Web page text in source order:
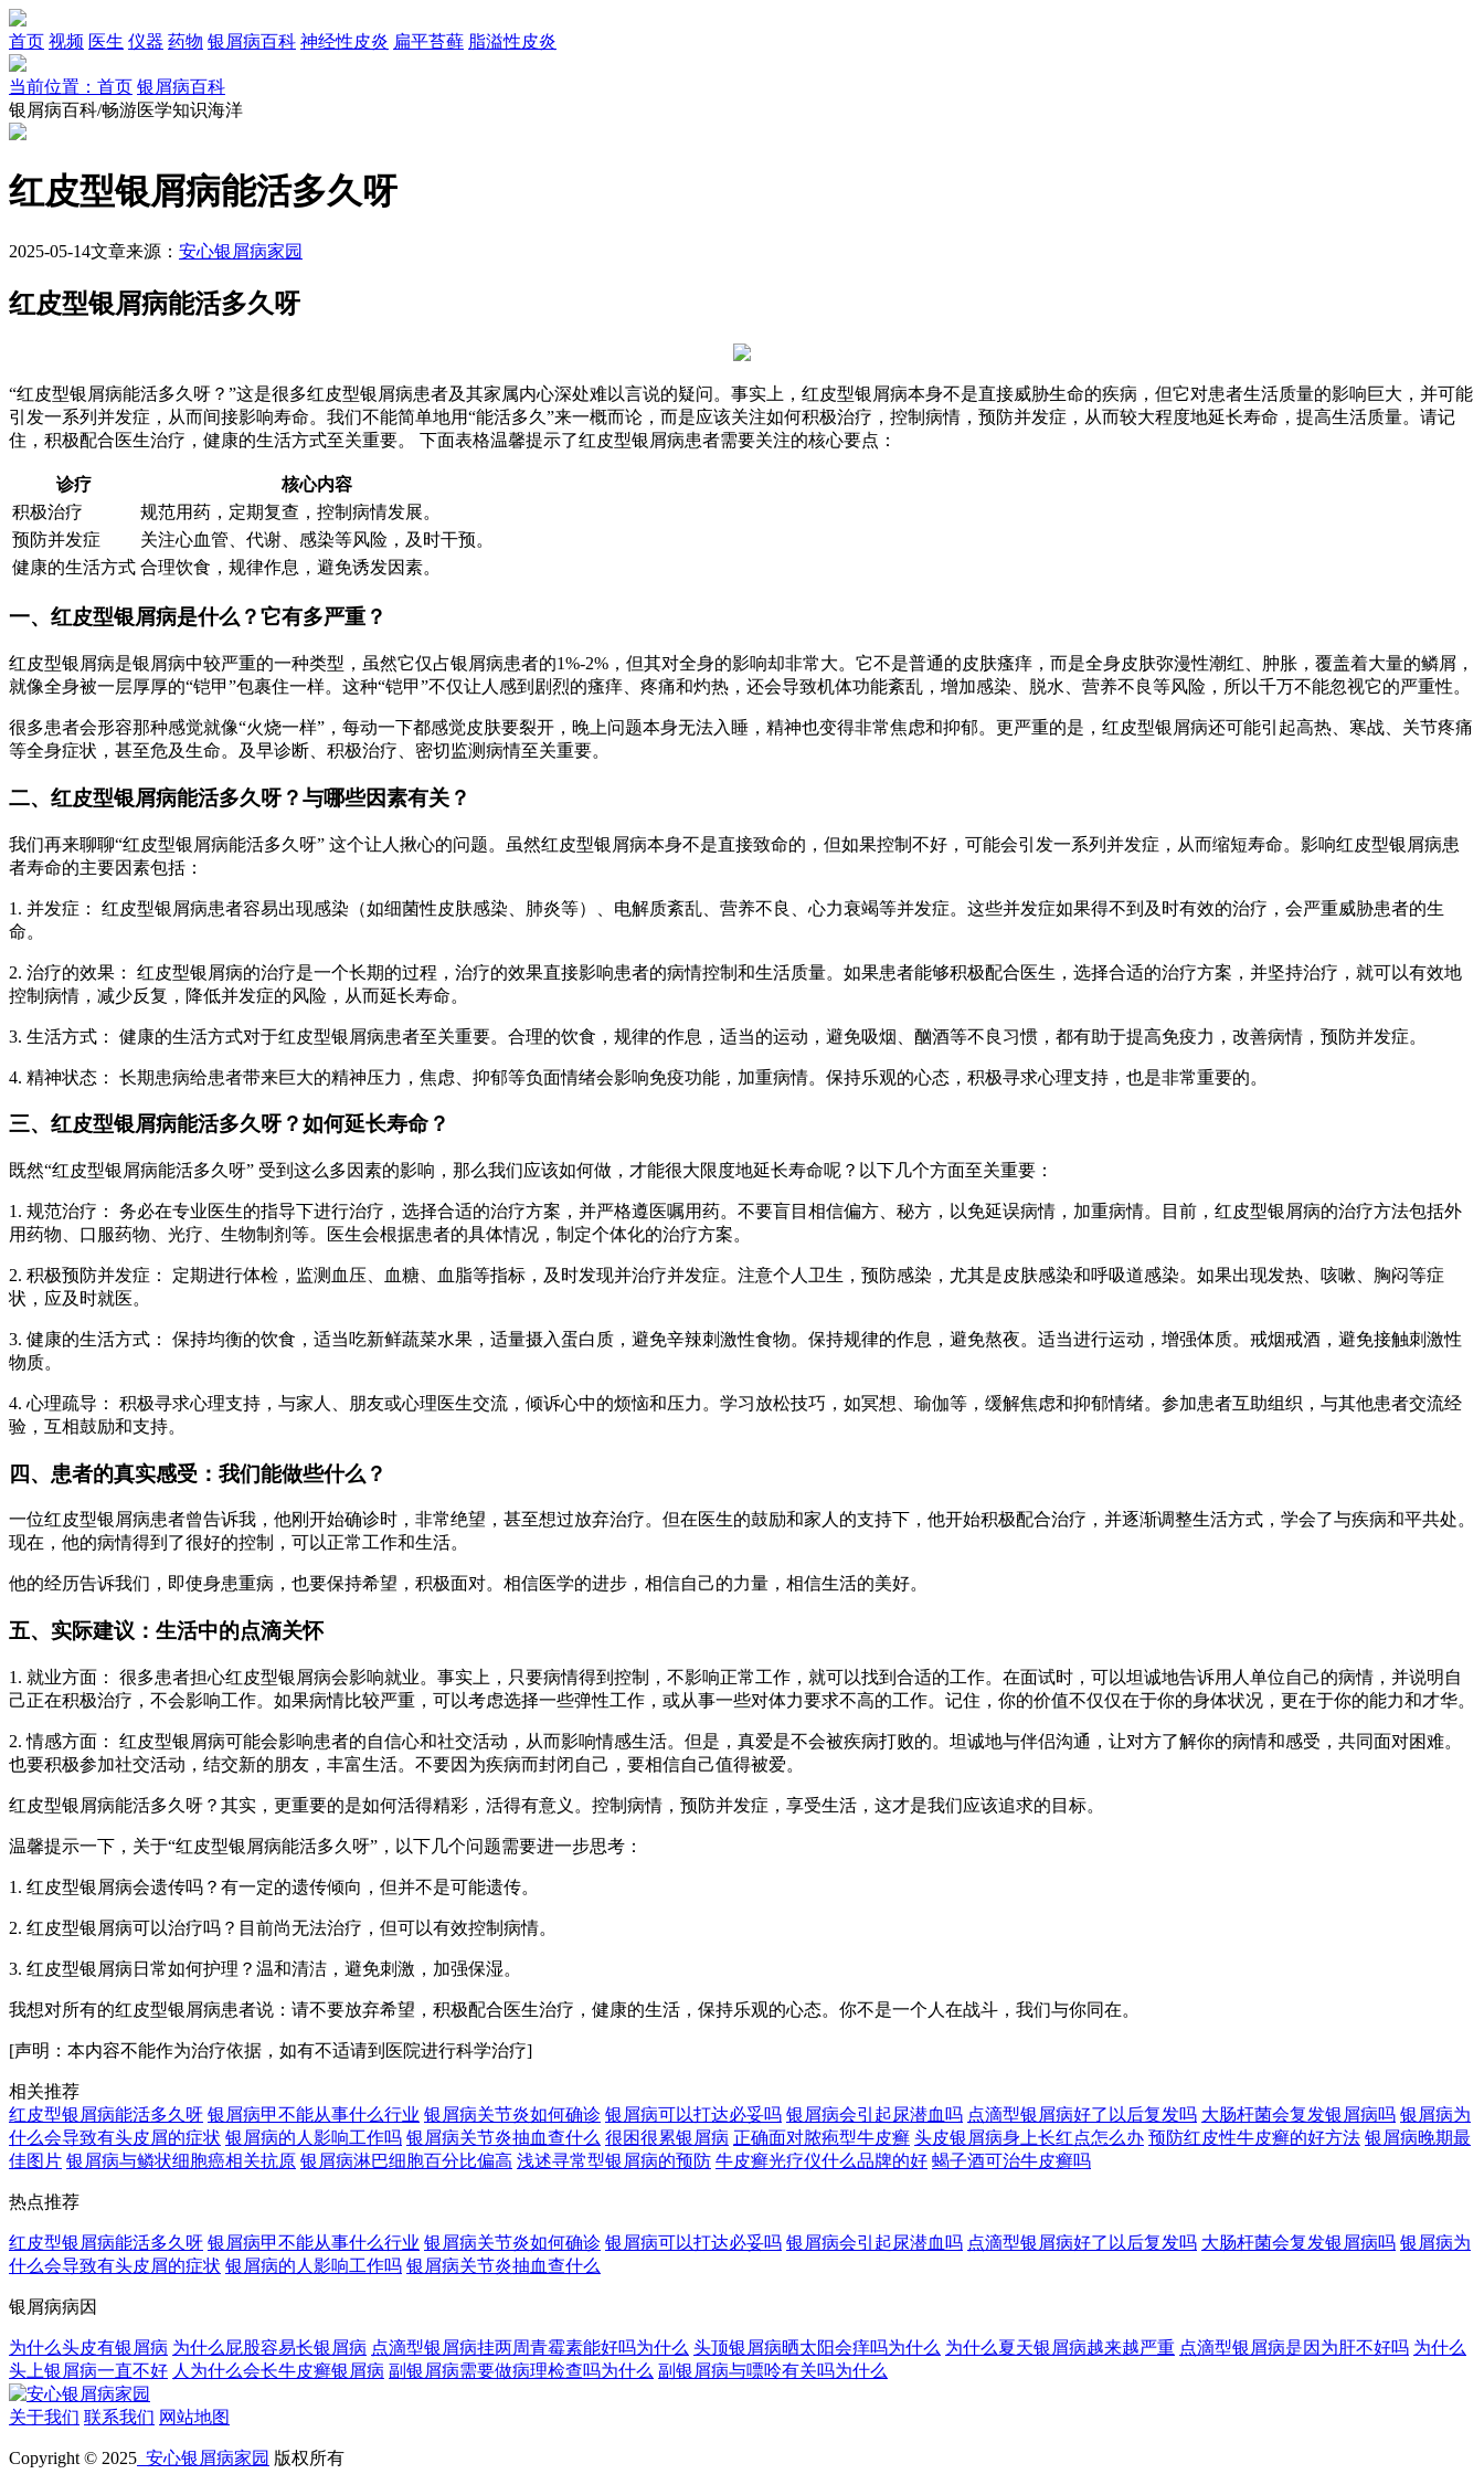
首页 视频 医生 仪器 药物 银屑病百科 神经性皮炎 扁平苔藓 脂溢性皮炎
当前位置：首页 银屑病百科
银屑病百科/畅游医学知识海洋
红皮型银屑病能活多久呀
2025-05-14文章来源： 安心银屑病家园
红皮型银屑病能活多久呀
“红皮型银屑病能活多久呀？”这是很多红皮型银屑病患者及其家属内心深处难以言说的疑问。事实上，红皮型银屑病本身不是直接威胁生命的疾病，但它对患者生活质量的影响巨大，并可能
引发一系列并发症，从而间接影响寿命。我们不能简单地用“能活多久”来一概而论，而是应该关注如何积极治疗，控制病情，预防并发症，从而较大程度地延长寿命，提高生活质量。请记
住，积极配合医生治疗，健康的生活方式至关重要。 下面表格温馨提示了红皮型银屑病患者需要关注的核心要点：
诊疗
核心内容
积极治疗
规范用药，定期复查，控制病情发展。
预防并发症
关注心血管、代谢、感染等风险，及时干预。
健康的生活方式 合理饮食，规律作息，避免诱发因素。
一、红皮型银屑病是什么？它有多严重？
红皮型银屑病是银屑病中较严重的一种类型，虽然它仅占银屑病患者的1%-2%，但其对全身的影响却非常大。它不是普通的皮肤瘙痒，而是全身皮肤弥漫性潮红、肿胀，覆盖着大量的鳞屑，
就像全身被一层厚厚的“铠甲”包裹住一样。这种“铠甲”不仅让人感到剧烈的瘙痒、疼痛和灼热，还会导致机体功能紊乱，增加感染、脱水、营养不良等风险，所以千万不能忽视它的严重性。
很多患者会形容那种感觉就像“火烧一样”，每动一下都感觉皮肤要裂开，晚上问题本身无法入睡，精神也变得非常焦虑和抑郁。更严重的是，红皮型银屑病还可能引起高热、寒战、关节疼痛
等全身症状，甚至危及生命。及早诊断、积极治疗、密切监测病情至关重要。
二、红皮型银屑病能活多久呀？与哪些因素有关？
我们再来聊聊“红皮型银屑病能活多久呀” 这个让人揪心的问题。虽然红皮型银屑病本身不是直接致命的，但如果控制不好，可能会引发一系列并发症，从而缩短寿命。影响红皮型银屑病患
者寿命的主要因素包括：
1. 并发症： 红皮型银屑病患者容易出现感染（如细菌性皮肤感染、肺炎等）、电解质紊乱、营养不良、心力衰竭等并发症。这些并发症如果得不到及时有效的治疗，会严重威胁患者的生
命。
2. 治疗的效果： 红皮型银屑病的治疗是一个长期的过程，治疗的效果直接影响患者的病情控制和生活质量。如果患者能够积极配合医生，选择合适的治疗方案，并坚持治疗，就可以有效地
控制病情，减少反复，降低并发症的风险，从而延长寿命。
3. 生活方式： 健康的生活方式对于红皮型银屑病患者至关重要。合理的饮食，规律的作息，适当的运动，避免吸烟、酗酒等不良习惯，都有助于提高免疫力，改善病情，预防并发症。
4. 精神状态： 长期患病给患者带来巨大的精神压力，焦虑、抑郁等负面情绪会影响免疫功能，加重病情。保持乐观的心态，积极寻求心理支持，也是非常重要的。
三、红皮型银屑病能活多久呀？如何延长寿命？
既然“红皮型银屑病能活多久呀” 受到这么多因素的影响，那么我们应该如何做，才能很大限度地延长寿命呢？以下几个方面至关重要：
1. 规范治疗： 务必在专业医生的指导下进行治疗，选择合适的治疗方案，并严格遵医嘱用药。不要盲目相信偏方、秘方，以免延误病情，加重病情。目前，红皮型银屑病的治疗方法包括外
用药物、口服药物、光疗、生物制剂等。医生会根据患者的具体情况，制定个体化的治疗方案。
2. 积极预防并发症： 定期进行体检，监测血压、血糖、血脂等指标，及时发现并治疗并发症。注意个人卫生，预防感染，尤其是皮肤感染和呼吸道感染。如果出现发热、咳嗽、胸闷等症
状，应及时就医。
3. 健康的生活方式： 保持均衡的饮食，适当吃新鲜蔬菜水果，适量摄入蛋白质，避免辛辣刺激性食物。保持规律的作息，避免熬夜。适当进行运动，增强体质。戒烟戒酒，避免接触刺激性
物质。
4. 心理疏导： 积极寻求心理支持，与家人、朋友或心理医生交流，倾诉心中的烦恼和压力。学习放松技巧，如冥想、瑜伽等，缓解焦虑和抑郁情绪。参加患者互助组织，与其他患者交流经
验，互相鼓励和支持。
四、患者的真实感受：我们能做些什么？
一位红皮型银屑病患者曾告诉我，他刚开始确诊时，非常绝望，甚至想过放弃治疗。但在医生的鼓励和家人的支持下，他开始积极配合治疗，并逐渐调整生活方式，学会了与疾病和平共处。
现在，他的病情得到了很好的控制，可以正常工作和生活。
他的经历告诉我们，即使身患重病，也要保持希望，积极面对。相信医学的进步，相信自己的力量，相信生活的美好。
五、实际建议：生活中的点滴关怀
1. 就业方面： 很多患者担心红皮型银屑病会影响就业。事实上，只要病情得到控制，不影响正常工作，就可以找到合适的工作。在面试时，可以坦诚地告诉用人单位自己的病情，并说明自
己正在积极治疗，不会影响工作。如果病情比较严重，可以考虑选择一些弹性工作，或从事一些对体力要求不高的工作。记住，你的价值不仅仅在于你的身体状况，更在于你的能力和才华。
2. 情感方面： 红皮型银屑病可能会影响患者的自信心和社交活动，从而影响情感生活。但是，真爱是不会被疾病打败的。坦诚地与伴侣沟通，让对方了解你的病情和感受，共同面对困难。
也要积极参加社交活动，结交新的朋友，丰富生活。不要因为疾病而封闭自己，要相信自己值得被爱。
红皮型银屑病能活多久呀？其实，更重要的是如何活得精彩，活得有意义。控制病情，预防并发症，享受生活，这才是我们应该追求的目标。
温馨提示一下，关于“红皮型银屑病能活多久呀”，以下几个问题需要进一步思考：
1. 红皮型银屑病会遗传吗？有一定的遗传倾向，但并不是可能遗传。
2. 红皮型银屑病可以治疗吗？目前尚无法治疗，但可以有效控制病情。
3. 红皮型银屑病日常如何护理？温和清洁，避免刺激，加强保湿。
我想对所有的红皮型银屑病患者说：请不要放弃希望，积极配合医生治疗，健康的生活，保持乐观的心态。你不是一个人在战斗，我们与你同在。
[声明：本内容不能作为治疗依据，如有不适请到医院进行科学治疗]
相关推荐
红皮型银屑病能活多久呀 银屑病甲不能从事什么行业 银屑病关节炎如何确诊 银屑病可以打达必妥吗 银屑病会引起尿潜血吗 点滴型银屑病好了以后复发吗 大肠杆菌会复发银屑病吗 银屑病为
什么会导致有头皮屑的症状 银屑病的人影响工作吗 银屑病关节炎抽血查什么 很困很累银屑病 正确面对脓疱型牛皮癣 头皮银屑病身上长红点怎么办 预防红皮性牛皮癣的好方法 银屑病晚期最
佳图片 银屑病与鳞状细胞癌相关抗原 银屑病淋巴细胞百分比偏高 浅述寻常型银屑病的预防 牛皮癣光疗仪什么品牌的好 蝎子酒可治牛皮癣吗
热点推荐
红皮型银屑病能活多久呀 银屑病甲不能从事什么行业 银屑病关节炎如何确诊 银屑病可以打达必妥吗 银屑病会引起尿潜血吗 点滴型银屑病好了以后复发吗 大肠杆菌会复发银屑病吗 银屑病为
什么会导致有头皮屑的症状 银屑病的人影响工作吗 银屑病关节炎抽血查什么
银屑病病因
为什么头皮有银屑病 为什么屁股容易长银屑病 点滴型银屑病挂两周青霉素能好吗为什么 头顶银屑病晒太阳会痒吗为什么 为什么夏天银屑病越来越严重 点滴型银屑病是因为肝不好吗 为什么
头上银屑病一直不好 人为什么会长牛皮癣银屑病 副银屑病需要做病理检查吗为什么 副银屑病与嘌呤有关吗为什么
关于我们 联系我们 网站地图
Copyright © 2025 安心银屑病家园 版权所有